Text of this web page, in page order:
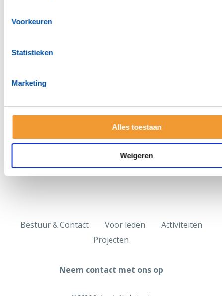
Voorkeuren
Statistieken
Marketing
Alles toestaan
Weigeren
Classificaties Rotaryclub Oosterwolde
Bestuur & Contact Voor leden
Activiteiten
Projecten
Neem contact met ons op